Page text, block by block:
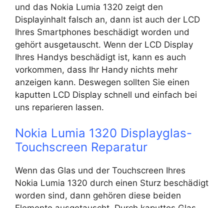
und das Nokia Lumia 1320 zeigt den
Displayinhalt falsch an, dann ist auch der LCD
Ihres Smartphones beschädigt worden und
gehört ausgetauscht. Wenn der LCD Display
Ihres Handys beschädigt ist, kann es auch
vorkommen, dass Ihr Handy nichts mehr
anzeigen kann. Deswegen sollten Sie einen
kaputten LCD Display schnell und einfach bei
uns reparieren lassen.
Nokia Lumia 1320 Displayglas-
Touchscreen Reparatur
Wenn das Glas und der Touchscreen Ihres
Nokia Lumia 1320 durch einen Sturz beschädigt
worden sind, dann gehören diese beiden